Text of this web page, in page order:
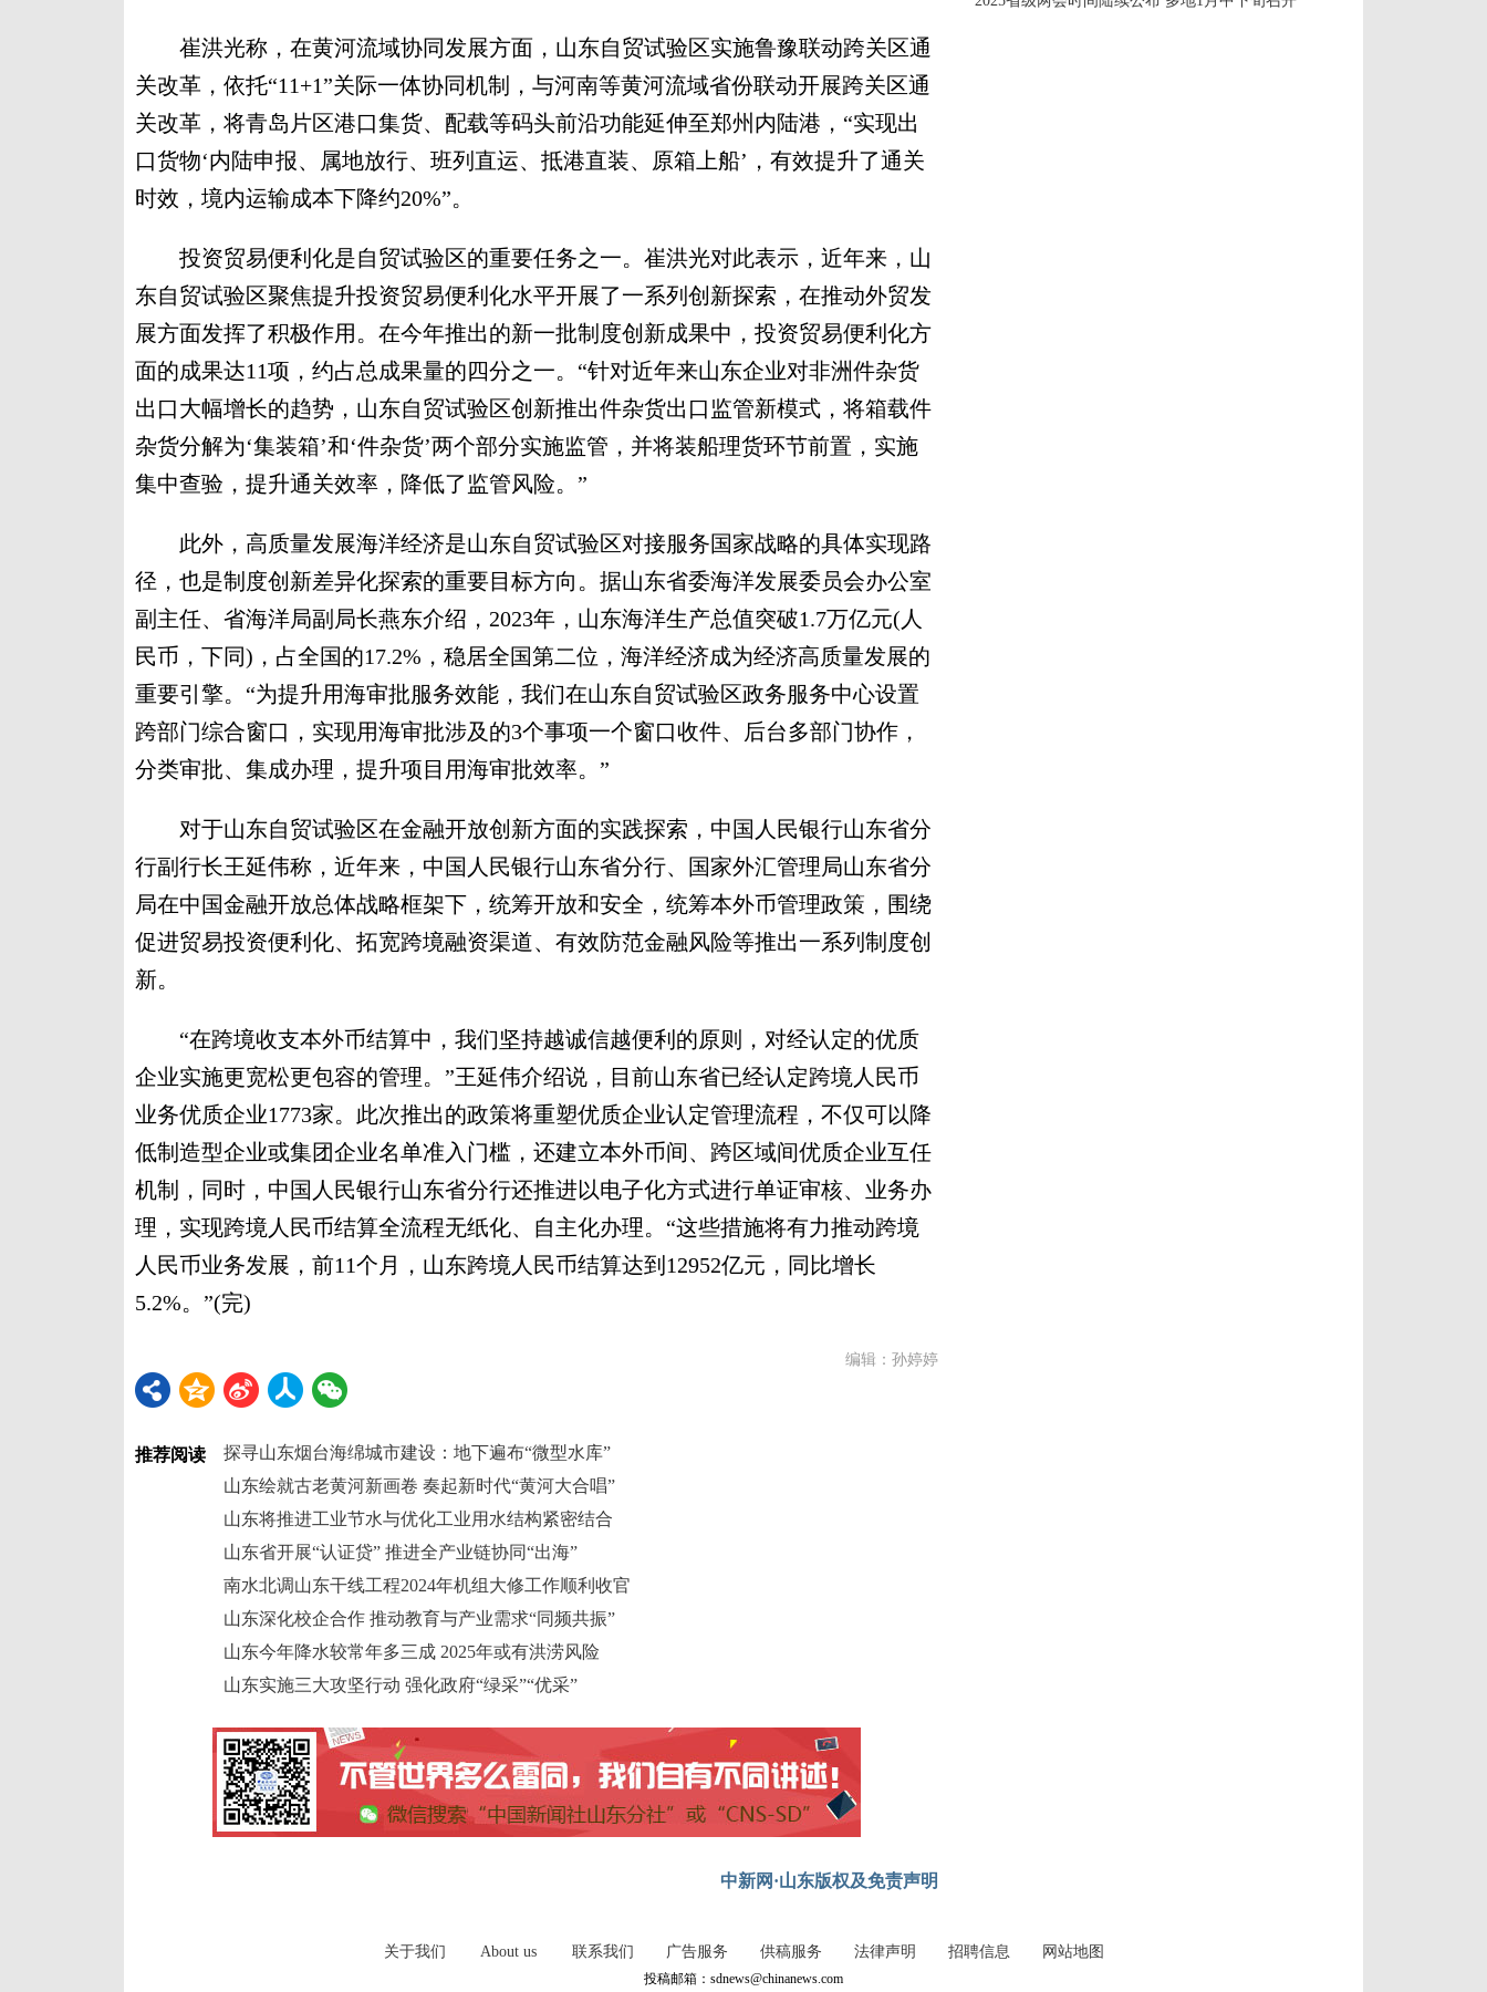
崔洪光称，在黄河流域协同发展方面，山东自贸试验区实施鲁豫联动跨关区通
关改革，依托“11+1”关际一体协同机制，与河南等黄河流域省份联动开展跨关区通
关改革，将青岛片区港口集货、配载等码头前沿功能延伸至郑州内陆港，“实现出
口货物‘内陆申报、属地放行、班列直运、抵港直装、原箱上船’，有效提升了通关
时效，境内运输成本下降约20%”。
投资贸易便利化是自贸试验区的重要任务之一。崔洪光对此表示，近年来，山
东自贸试验区聚焦提升投资贸易便利化水平开展了一系列创新探索，在推动外贸发
展方面发挥了积极作用。在今年推出的新一批制度创新成果中，投资贸易便利化方
面的成果达11项，约占总成果量的四分之一。“针对近年来山东企业对非洲件杂货
出口大幅增长的趋势，山东自贸试验区创新推出件杂货出口监管新模式，将箱载件
杂货分解为‘集装箱’和‘件杂货’两个部分实施监管，并将装船理货环节前置，实施
集中查验，提升通关效率，降低了监管风险。”
此外，高质量发展海洋经济是山东自贸试验区对接服务国家战略的具体实现路
径，也是制度创新差异化探索的重要目标方向。据山东省委海洋发展委员会办公室
副主任、省海洋局副局长燕东介绍，2023年，山东海洋生产总值突破1.7万亿元(人
民币，下同)，占全国的17.2%，稳居全国第二位，海洋经济成为经济高质量发展的
重要引擎。“为提升用海审批服务效能，我们在山东自贸试验区政务服务中心设置
跨部门综合窗口，实现用海审批涉及的3个事项一个窗口收件、后台多部门协作，
分类审批、集成办理，提升项目用海审批效率。”
对于山东自贸试验区在金融开放创新方面的实践探索，中国人民银行山东省分
行副行长王延伟称，近年来，中国人民银行山东省分行、国家外汇管理局山东省分
局在中国金融开放总体战略框架下，统筹开放和安全，统筹本外币管理政策，围绕
促进贸易投资便利化、拓宽跨境融资渠道、有效防范金融风险等推出一系列制度创
新。
“在跨境收支本外币结算中，我们坚持越诚信越便利的原则，对经认定的优质
企业实施更宽松更包容的管理。”王延伟介绍说，目前山东省已经认定跨境人民币
业务优质企业1773家。此次推出的政策将重塑优质企业认定管理流程，不仅可以降
低制造型企业或集团企业名单准入门槛，还建立本外币间、跨区域间优质企业互任
机制，同时，中国人民银行山东省分行还推进以电子化方式进行单证审核、业务办
理，实现跨境人民币结算全流程无纸化、自主化办理。“这些措施将有力推动跨境
人民币业务发展，前11个月，山东跨境人民币结算达到12952亿元，同比增长
5.2%。”(完)
编辑：孙婷婷
推荐阅读
探寻山东烟台海绵城市建设：地下遍布“微型水库”
山东绘就古老黄河新画卷 奏起新时代“黄河大合唱”
山东将推进工业节水与优化工业用水结构紧密结合
山东省开展“认证贷” 推进全产业链协同“出海”
南水北调山东干线工程2024年机组大修工作顺利收官
山东深化校企合作 推动教育与产业需求“同频共振”
山东今年降水较常年多三成 2025年或有洪涝风险
山东实施三大攻坚行动 强化政府“绿采”“优采”
中新网·山东版权及免责声明
关于我们 About us 联系我们 广告服务 供稿服务 法律声明 招聘信息 网站地图
投稿邮箱：sdnews@chinanews.com